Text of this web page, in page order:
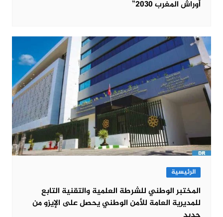
أوراش المغرب 2030”
الرئيسية
المختبر الوطني للشرطة العلمية والتقنية التابع
للمديرية العامة للأمن الوطني يحصل على الإيزو من